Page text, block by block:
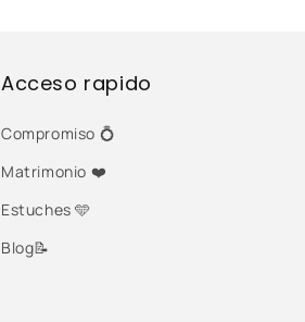
Acceso rapido
Compromiso 💍
Matrimonio ❤️
Estuches 🩵
Blog📝